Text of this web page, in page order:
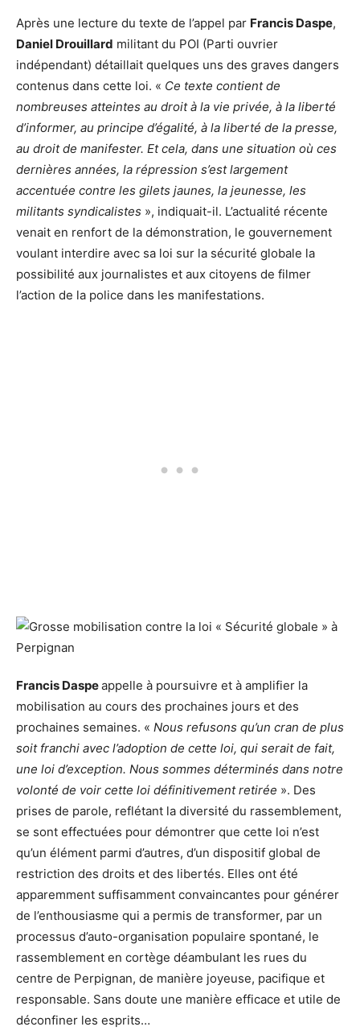
Après une lecture du texte de l’appel par Francis Daspe,
Daniel Drouillard militant du POI (Parti ouvrier
indépendant) détaillait quelques uns des graves dangers
contenus dans cette loi. « Ce texte contient de
nombreuses atteintes au droit à la vie privée, à la liberté
d’informer, au principe d’égalité, à la liberté de la presse,
au droit de manifester. Et cela, dans une situation où ces
dernières années, la répression s’est largement
accentuée contre les gilets jaunes, la jeunesse, les
militants syndicalistes », indiquait-il. L’actualité récente
venait en renfort de la démonstration, le gouvernement
voulant interdire avec sa loi sur la sécurité globale la
possibilité aux journalistes et aux citoyens de filmer
l’action de la police dans les manifestations.
Francis Daspeappelle à poursuivre et à amplifier la
mobilisation au cours des prochaines jours et des
prochaines semaines. « Nous refusons qu’un cran de plus
soit franchi avec l’adoption de cette loi, qui serait de fait,
une loi d’exception. Nous sommes déterminés dans notre
volonté de voir cette loi définitivement retirée ». Des
prises de parole, reflétant la diversité du rassemblement,
se sont effectuées pour démontrer que cette loi n’est
qu’un élément parmi d’autres, d’un dispositif global de
restriction des droits et des libertés. Elles ont été
apparemment suffisamment convaincantes pour générer
de l’enthousiasme qui a permis de transformer, par un
processus d’auto-organisation populaire spontané, le
rassemblement en cortège déambulant les rues du
centre de Perpignan, de manière joyeuse, pacifique et
responsable. Sans doute une manière efficace et utile de
déconfiner les esprits…